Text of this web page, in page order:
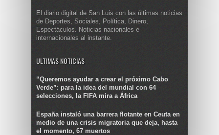
El diario digital de San Luis con las últimas noticias
de Deportes, Sociales, Política, Dinero,
Espectáculos. Noticias nacionales e
internacionales al instante.
ULTIMAS NOTICIAS
“Queremos ayudar a crear el próximo Cabo
Verde”: para la idea del mundial con 64
selecciones, la FIFA mira a África
España instaló una barrera flotante en Ceuta en
medio de una crisis migratoria que deja, hasta
el momento, 67 muertos